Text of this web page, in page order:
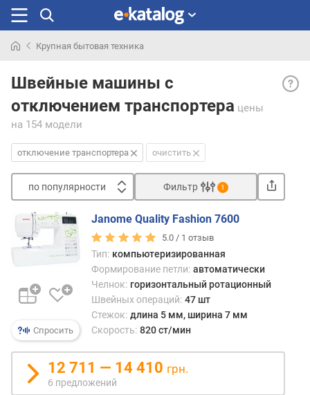
раньше
Крупная бытовая техника
Швейные машины с
отключением транспортера цены
на 154 модели
отключение транспортера очистить
по популярности
п
о
п
у
я
р
о
Фильтр 1
Спросить
Janome Quality Fashion 7600
5.0 / 1 отзыв
Тип: компьютеризированная
Формирование петли: автоматически
Челнок: горизонтальный ротационный
Швейных операций: 47 шт
Стежок: длина 5 мм, ширина 7 мм
Скорость: 820 ст/мин
12 711 — 14 410 грн.
6 предложений